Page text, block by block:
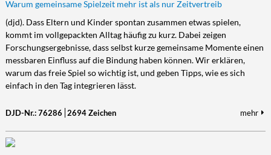
Warum gemeinsame Spielzeit mehr ist als nur Zeitvertreib
(djd). Dass Eltern und Kinder spontan zusammen etwas spielen,
kommt im vollgepackten Alltag häufig zu kurz. Dabei zeigen
Forschungsergebnisse, dass selbst kurze gemeinsame Momente einen
messbaren Einfluss auf die Bindung haben können. Wir erklären,
warum das freie Spiel so wichtig ist, und geben Tipps, wie es sich
einfach in den Tag integrieren lässt.
DJD-Nr.: 76286 2694 Zeichen mehr